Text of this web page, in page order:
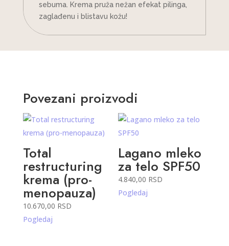
sebuma. Krema pruža nežan efekat pilinga,
zaglađenu i blistavu kožu!
Povezani proizvodi
Total
restructuring
krema (pro-
menopauza)
10.670,00 RSD
Pogledaj
Lagano mleko
za telo SPF50
4.840,00 RSD
Pogledaj